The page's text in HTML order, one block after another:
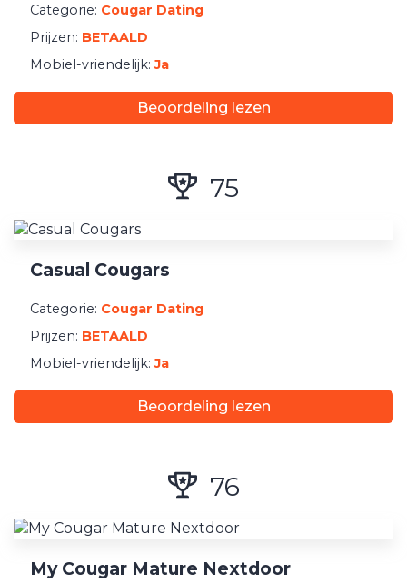
Categorie: Cougar Dating
Prijzen: BETAALD
Mobiel-vriendelijk:Ja
Beoordeling lezen
75
Casual Cougars
Categorie: Cougar Dating
Prijzen: BETAALD
Mobiel-vriendelijk:Ja
Beoordeling lezen
76
My Cougar Mature Nextdoor